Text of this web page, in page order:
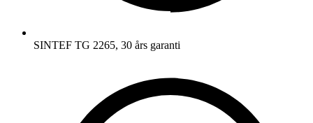
SINTEF TG 2265, 30 års garanti